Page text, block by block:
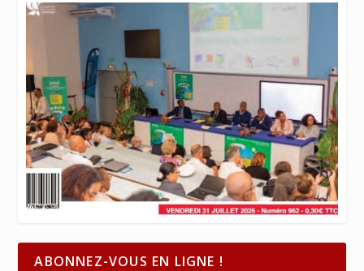
ABONNEZ-VOUS EN LIGNE !